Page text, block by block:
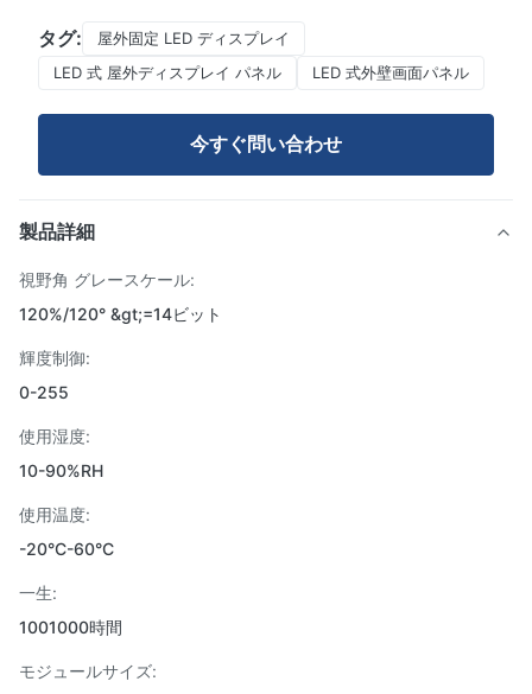
タグ:
屋外固定 LED ディスプレイ
LED 式 屋外ディスプレイ パネル
LED 式外壁画面パネル
今すぐ問い合わせ
製品詳細
視野角 グレースケール:
120%/120° &gt;=14ビット
輝度制御:
0-255
使用湿度:
10-90%RH
使用温度:
-20°C-60°C
一生:
1001000時間
モジュールサイズ: